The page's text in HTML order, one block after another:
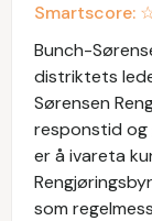
Smartscore:
Bunch-
distriktets
Sørensen
responstid og
er å ivareta
som